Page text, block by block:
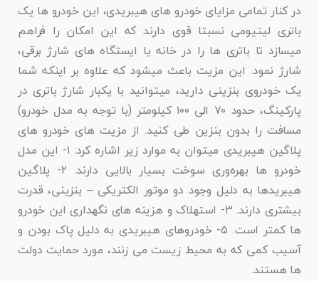
در کنار تمامی مزایای خودرو های هیبریدی، این خودرو ها یک
باتری لیتیومی نسبتا قوی دارند که این امکان را فراهم
میسازد تا باتری ها را در خانه یا ایستگاه های شارژ برقی،
شارژ نمود. این مزیت باعث میشود که علاوه بر اینکه شما
یک خودروی بنزینی دارید، میتوانید با یکبار شارژ باتری در
پارکینگ، حدود ۷۰ الی ۱۰۰ کیلومتر (با توجه به مدل خودرو)
مسافت را بدون بنزین طی کنید. از مزیت های خودرو های
پلاگین هیبریدی میتوان به موارد زیر اشاره کرد: ۱- این مدل
خودرو ها بهره‌وری سوخت بسیار بالایی دارند. ۲- پلاگین
هیبریدها به دلیل وجود دو موتور الکتریکی – بنزینی، قدرت
بیشتری دارند. ۳- استهلاک و هزینه ‌های نگهداری این خودرو
ها کمتر است. ۵- خودروهای هیبریدی به دلیل پاک بودن و
آسیب کمی که به محیط زیست می زنند، مورد حمایت دولت
ها هستند.